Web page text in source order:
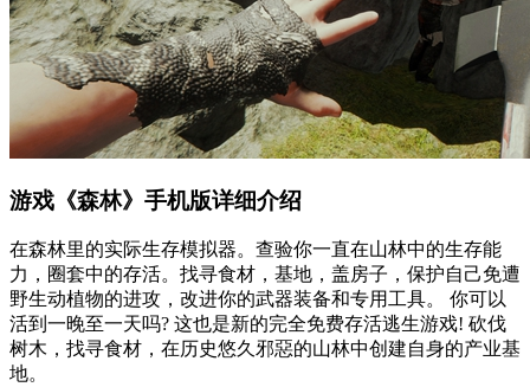
游戏《森林》手机版详细介绍
在森林里的实际生存模拟器。查验你一直在山林中的生存能
力，圈套中的存活。找寻食材，基地，盖房子，保护自己免遭
野生动植物的进攻，改进你的武器装备和专用工具。 你可以
活到一晚至一天吗? 这也是新的完全免费存活逃生游戏! 砍伐
树木，找寻食材，在历史悠久邪惡的山林中创建自身的产业基
地。